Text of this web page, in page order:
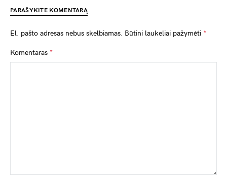
PARAŠYKITE KOMENTARĄ
El. pašto adresas nebus skelbiamas. Būtini laukeliai pažymėti *
Komentaras *